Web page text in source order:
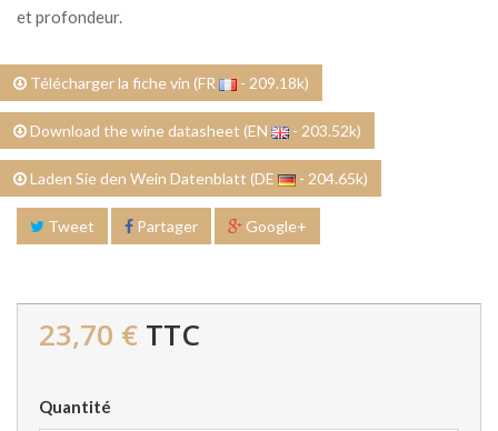
et profondeur.
Télécharger la fiche vin (FR - 209.18k)
Download the wine datasheet (EN - 203.52k)
Laden Sie den Wein Datenblatt (DE - 204.65k)
Tweet Partager Google+
23,70 € TTC
Quantité